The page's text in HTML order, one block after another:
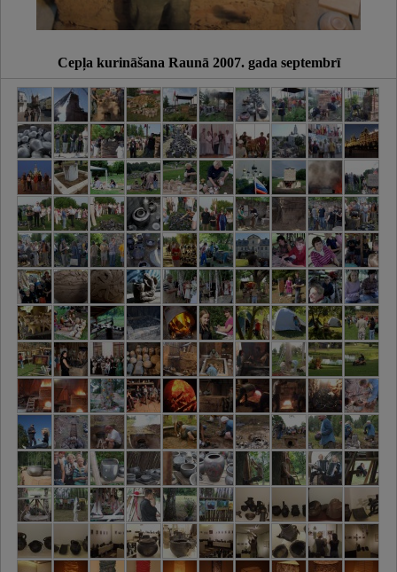
Cepļa kurināšana Raunā 2007. gada septembrī